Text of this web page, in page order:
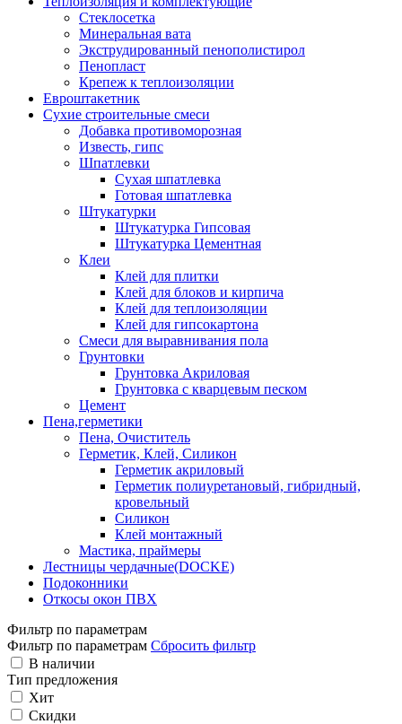
Стеклосетка
Минеральная вата
Экструдированный пенополистирол
Пенопласт
Крепеж к теплоизоляции
Евроштакетник
Сухие строительные смеси
Добавка противоморозная
Известь, гипс
Шпатлевки
Сухая шпатлевка
Готовая шпатлевка
Штукатурки
Штукатурка Гипсовая
Штукатурка Цементная
Клеи
Клей для плитки
Клей для блоков и кирпича
Клей для теплоизоляции
Клей для гипсокартона
Смеси для выравнивания пола
Грунтовки
Грунтовка Акриловая
Грунтовка с кварцевым песком
Цемент
Пена,герметики
Пена, Очиститель
Герметик, Клей, Силикон
Герметик акриловый
Герметик полиуретановый, гибридный,
кровельный
Силикон
Клей монтажный
Мастика, праймеры
Лестницы чердачные(DOCKE)
Подоконники
Откосы окон ПВХ
Фильтр по параметрам
Фильтр по параметрам Сбросить фильтр
В наличии
Тип предложения
Хит
Скидки